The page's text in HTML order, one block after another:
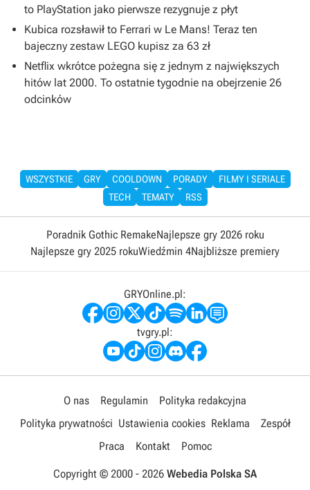
to PlayStation jako pierwsze rezygnuje z płyt
Kubica rozsławił to Ferrari w Le Mans! Teraz ten
bajeczny zestaw LEGO kupisz za 63 zł
Netflix wkrótce pożegna się z jednym z największych
hitów lat 2000. To ostatnie tygodnie na obejrzenie 26
odcinków
WSZYSTKIE GRY COOLDOWN PORADY
FILMY I SERIALE
TECH
TEMATY RSS
Poradnik Gothic RemakeNajlepsze gry 2026 roku
Najlepsze gry 2025 rokuWiedźmin 4Najbliższe premiery
GRYOnline.pl:
tvgry.pl:
O nas Regulamin
Polityka redakcyjna
Polityka prywatności Ustawienia cookies Reklama
Zespół
Praca
Kontakt Pomoc
Copyright © 2000 - 2026 Webedia Polska SA